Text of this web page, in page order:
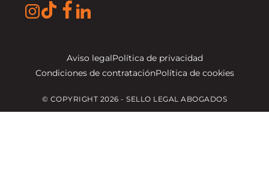
Aviso legalPolítica de privacidad
Condiciones de contrataciónPolítica de cookies
© COPYRIGHT 2026 - SELLO LEGAL ABOGADOS